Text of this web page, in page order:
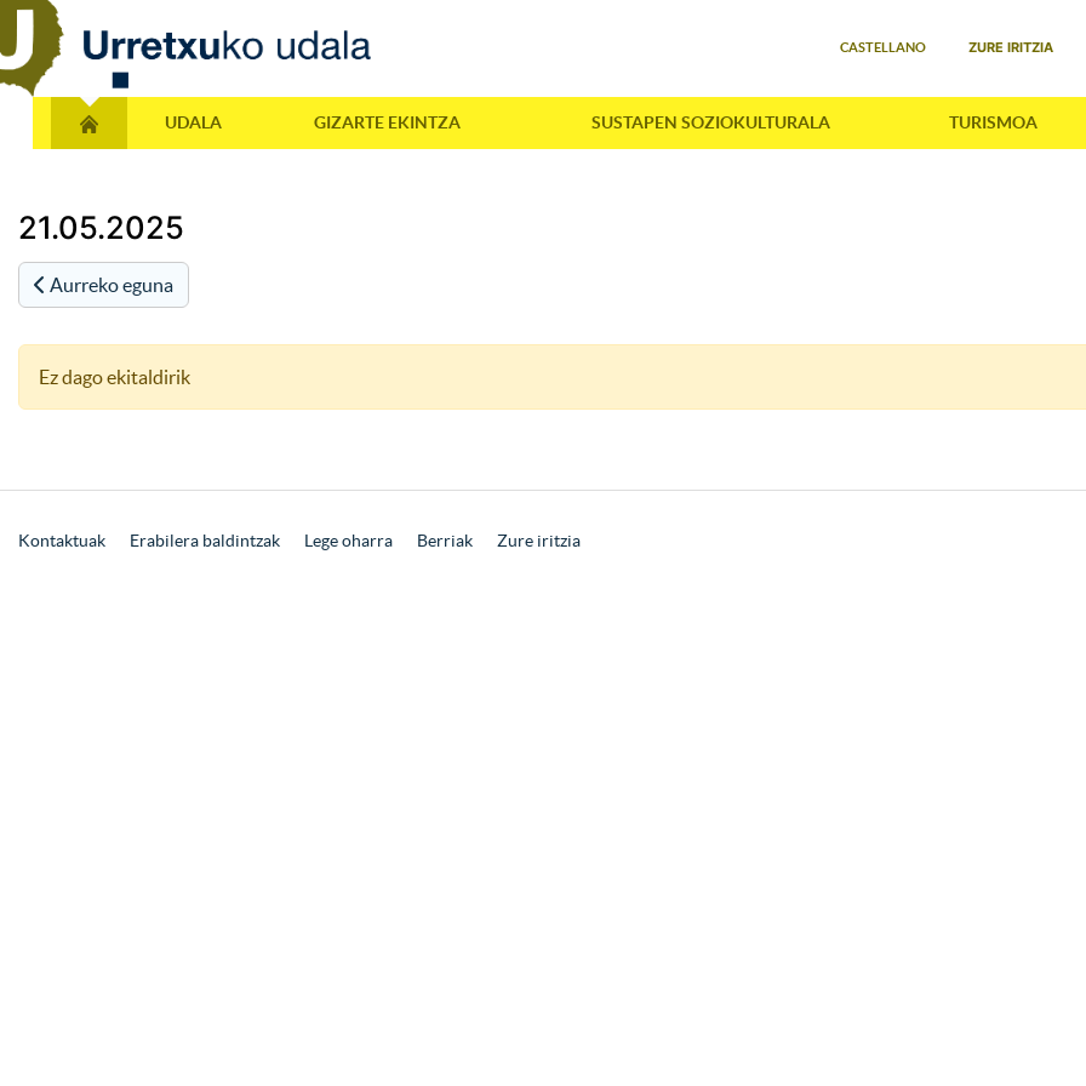
CASTELLANO ZURE IRITZIA
UDALA GIZARTE EKINTZA SUSTAPEN SOZIOKULTURALA TURISMOA
21.05.2025
Aurreko eguna
Ez dago ekitaldirik
Kontaktuak Erabilera baldintzak Lege oharra Berriak Zure iritzia